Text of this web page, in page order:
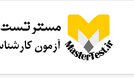
content